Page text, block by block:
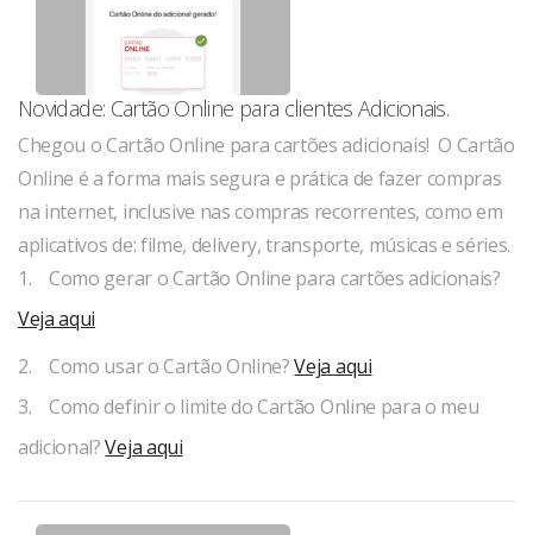
Novidade: Cartão Online para clientes Adicionais.
Chegou o Cartão Online para cartões adicionais! O Cartão
Online é a forma mais segura e prática de fazer compras
na internet, inclusive nas compras recorrentes, como em
aplicativos de: filme, delivery, transporte, músicas e séries.
1. Como gerar o Cartão Online para cartões adicionais?
Veja aqui
2. Como usar o Cartão Online?Veja aqui
3. Como definir o limite do Cartão Online para o meu
adicional?Veja aqui